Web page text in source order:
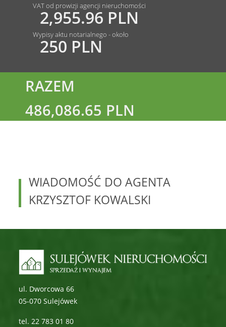
VAT od prowizji agencji nieruchomości
2,955.96 PLN
Wypisy aktu notarialnego - około
250 PLN
RAZEM
486,086.65 PLN
WIADOMOŚĆ DO AGENTA
KRZYSZTOF KOWALSKI
ul. Dworcowa 66
05-070 Sulejówek
tel. 22 783 01 80